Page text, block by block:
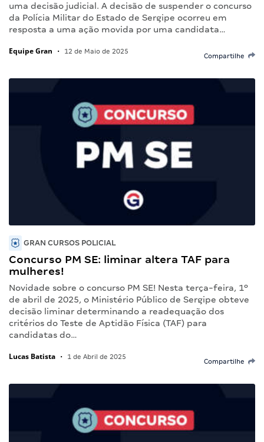
uma decisão judicial. A decisão de suspender o concurso
da Polícia Militar do Estado de Sergipe ocorreu em
resposta a uma ação movida por uma candidata…
Equipe Gran • 12 de Maio de 2025
Compartilhe
GRAN CURSOS POLICIAL
Concurso PM SE: liminar altera TAF para
mulheres!
Novidade sobre o concurso PM SE! Nesta terça-feira, 1º
de abril de 2025, o Ministério Público de Sergipe obteve
decisão liminar determinando a readequação dos
critérios do Teste de Aptidão Física (TAF) para
candidatas do…
Lucas Batista • 1 de Abril de 2025
Compartilhe